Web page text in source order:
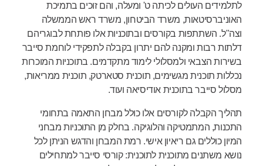
לתלמידים העולים לכיתה ט' ומעלה, והם זוכים בתמיכת
האוניברסיטאות, משרד הביטחון, משרד ראש הממשלה
וצה"ל. השתתפות בקורסים ובתוכניות אלו פותחת לבוגריהם
דלתות רבות ומקנה להם יתרון בקבלה לתפקידי לוחמת סייבר
בשירות הצבאי ולמסלולי לימוד מתקדמים. בתוכניות המוכרות
נכללות תוכנית מגשימים, תוכנית סטארטק, תוכנית ממריאות,
מסלול סייבר בתוכנית אודיסיאה ועוד.
תהליך הקבלה לקורסים אלו כולל מבחן התאמה בתחומי
התכנות, המתמטיקה והלוגיקה. בחלק מן התוכניות מבחני
המיון כוללים גם ריאיון אישי. רמת המבחן והדגש הניתן לכל
נושא משתנים מתוכנית לתוכנית: קורסי סייבר למתחילים